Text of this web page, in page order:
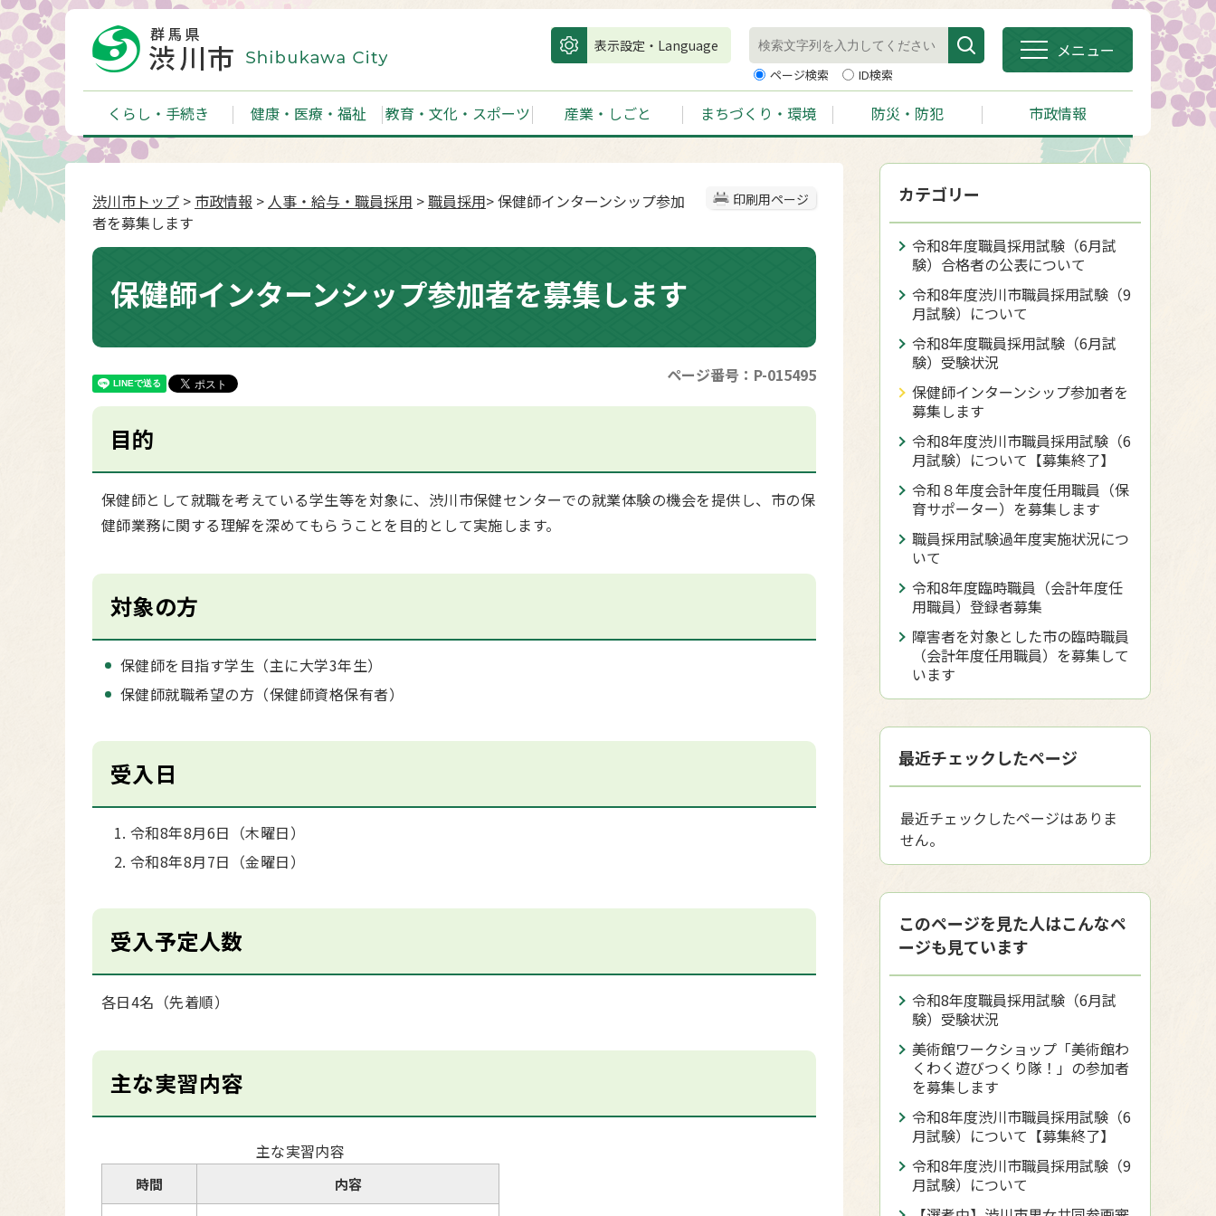
表示設定・Language
ページ検索 ID検索
メニュー
くらし・手続き 健康・医療・福祉 教育・文化・スポーツ 産業・しごと まちづくり・環境 防災・防犯 市政情報
印刷用ページ
渋川市トップ > 市政情報 > 人事・給与・職員採用 >職員採用> 保健師インターンシップ参加
者を募集します
保健師インターンシップ参加者を募集します
ページ番号：P-015495
目的
保健師として就職を考えている学生等を対象に、渋川市保健センターでの就業体験の機会を提供し、市の保
健師業務に関する理解を深めてもらうことを目的として実施します。
対象の方
保健師を目指す学生（主に大学3年生）
保健師就職希望の方（保健師資格保有者）
受入日
令和8年8月6日（木曜日）
令和8年8月7日（金曜日）
受入予定人数
各日4名（先着順）
主な実習内容
主な実習内容
時間 内容
カテゴリー
令和8年度職員採用試験（6月試
験）合格者の公表について
令和8年度渋川市職員採用試験（9
月試験）について
令和8年度職員採用試験（6月試
験）受験状況
保健師インターンシップ参加者を
募集します
令和8年度渋川市職員採用試験（6
月試験）について【募集終了】
令和８年度会計年度任用職員（保
育サポーター）を募集します
職員採用試験過年度実施状況につ
いて
令和8年度臨時職員（会計年度任
用職員）登録者募集
障害者を対象とした市の臨時職員
（会計年度任用職員）を募集して
います
最近チェックしたページ
最近チェックしたページはありま
せん。
このページを見た人はこんなペ
ージも見ています
令和8年度職員採用試験（6月試
験）受験状況
美術館ワークショップ「美術館わ
くわく遊びつくり隊！」の参加者
を募集します
令和8年度渋川市職員採用試験（6
月試験）について【募集終了】
令和8年度渋川市職員採用試験（9
月試験）について